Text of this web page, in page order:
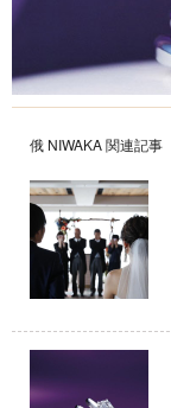
俄 NIWAKA 関連記事